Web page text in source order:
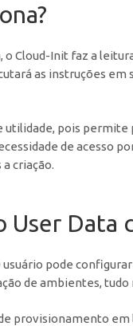
o Cloud-Init faz a
as instruções
utilidade, pois
de acesso
criação.
User Data
usuário pode
de ambientes,
provisionamento em